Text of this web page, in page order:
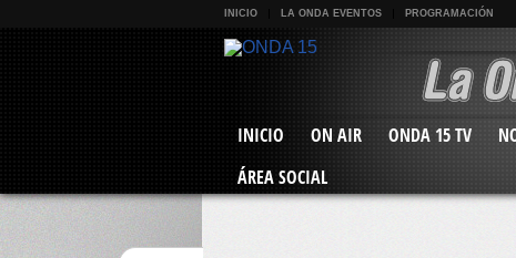
INICIO LA ONDA EVENTOS PROGRAMACIÓN
INICIO ON AIR ONDA 15 TV
ÁREA SOCIAL